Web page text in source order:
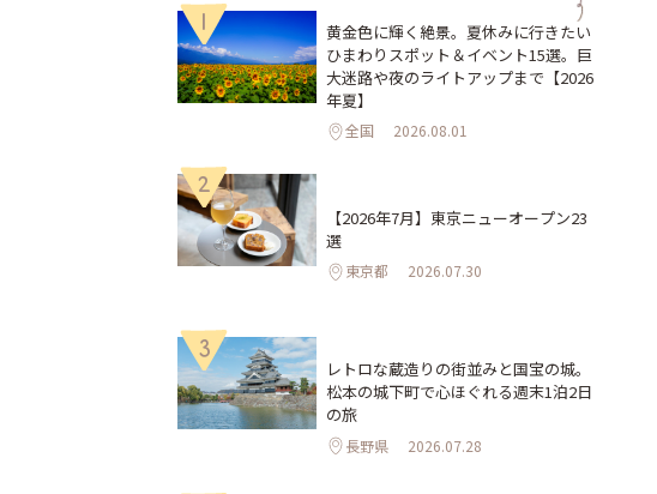
1
黄金色に輝く絶景。夏休みに行きたい
ひまわりスポット＆イベント15選。巨
大迷路や夜のライトアップまで【2026
年夏】
全国 2026.08.01
2
【2026年7月】東京ニューオープン23
選
東京都 2026.07.30
3
レトロな蔵造りの街並みと国宝の城。
松本の城下町で心ほぐれる週末1泊2日
の旅
長野県 2026.07.28